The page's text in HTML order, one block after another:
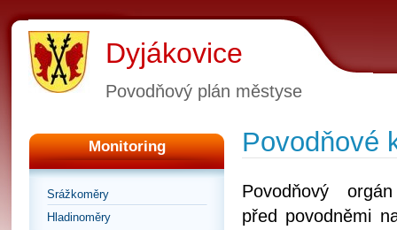
Dyjákovice
Povodňový plán městyse
Monitoring
Srážkoměry
Hladinoměry
Povodňové
Povodňový
před povodněmi